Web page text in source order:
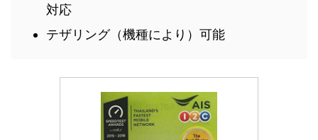
対応
テザリング（機種により）可能